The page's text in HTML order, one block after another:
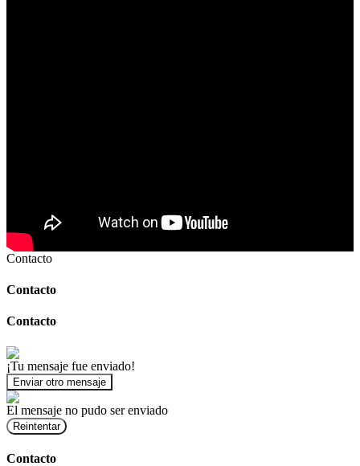
Contacto
Contacto
Contacto
¡Tu mensaje fue enviado!
Enviar otro mensaje
El mensaje no pudo ser enviado
Reintentar
Contacto